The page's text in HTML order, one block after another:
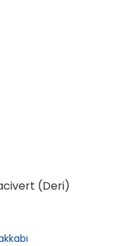
(Deri)